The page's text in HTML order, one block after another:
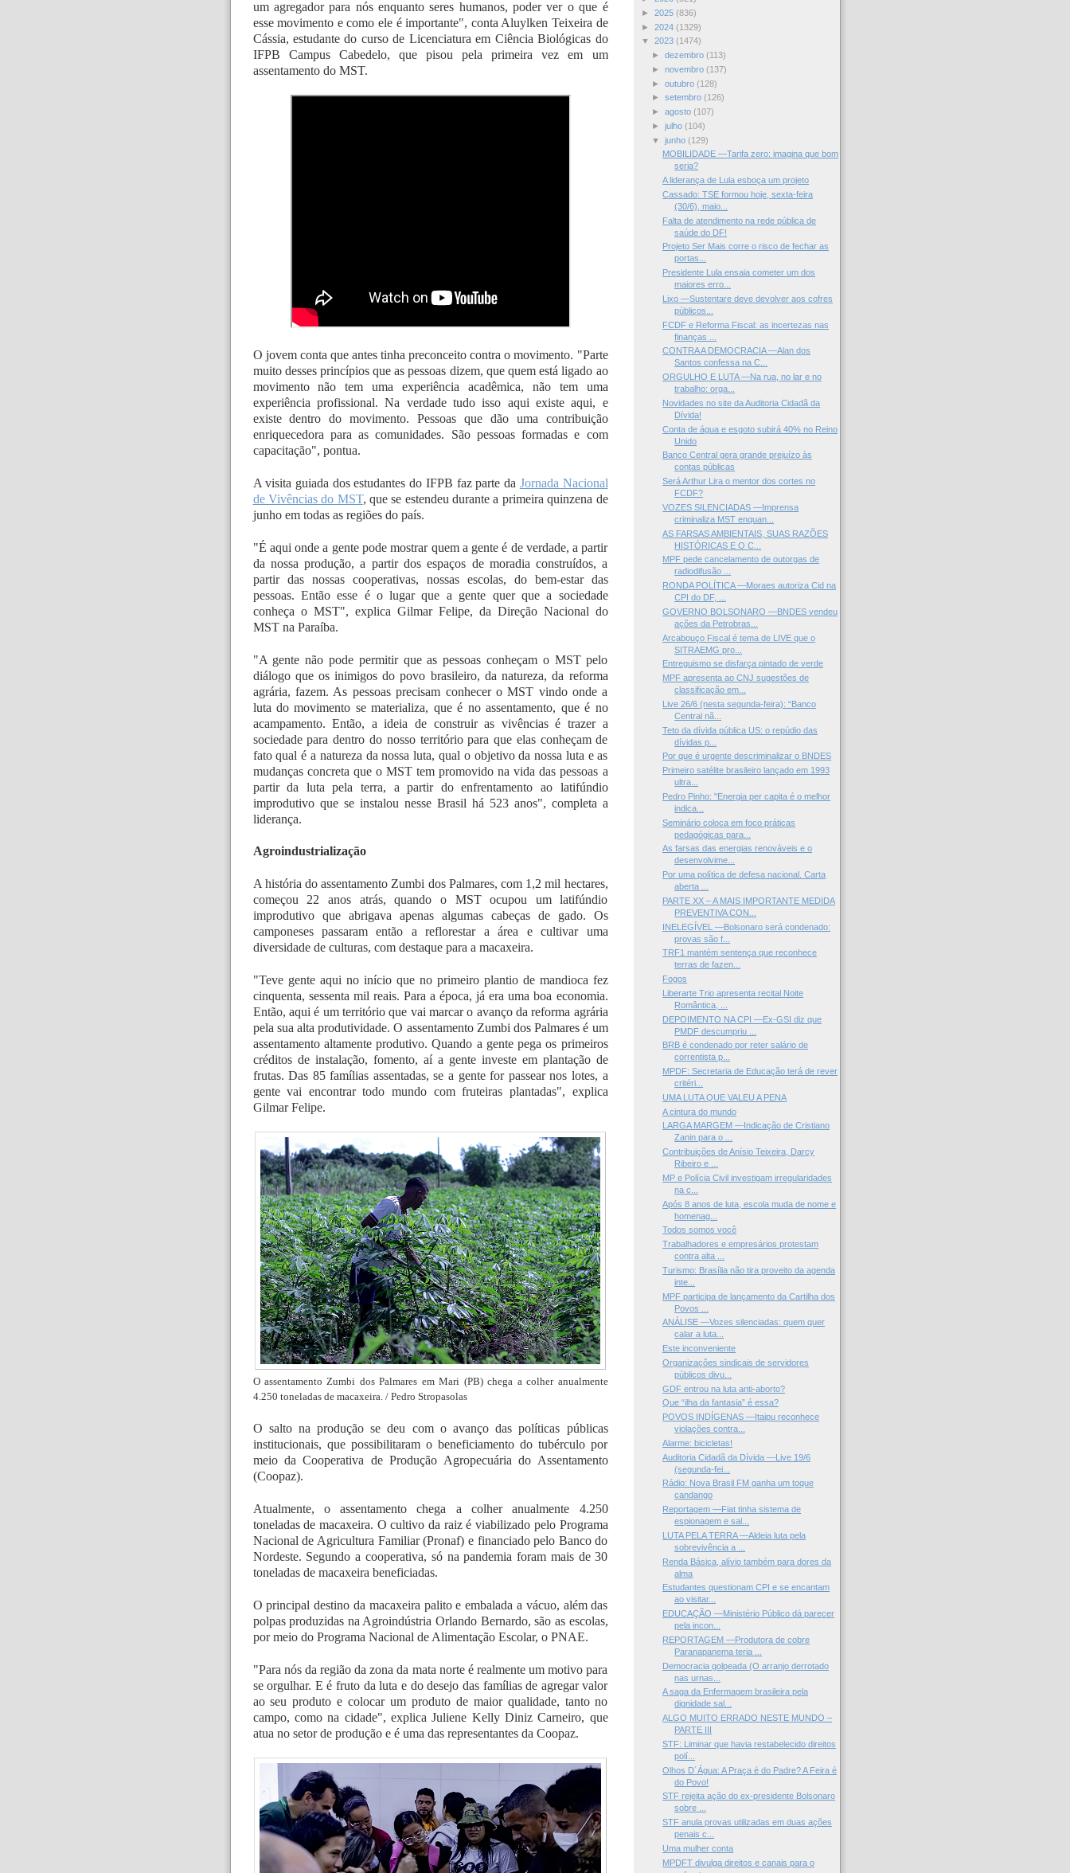
um agregador para nós enquanto seres humanos, poder ver o que é
esse movimento e como ele é importante", conta Aluylken Teixeira de
Cássia, estudante do curso de Licenciatura em Ciência Biológicas do
IFPB Campus Cabedelo, que pisou pela primeira vez em um
assentamento do MST.
O jovem conta que antes tinha preconceito contra o movimento. "Parte
muito desses princípios que as pessoas dizem, que quem está ligado ao
movimento não tem uma experiência acadêmica, não tem uma
experiência profissional. Na verdade tudo isso aqui existe aqui, e
existe dentro do movimento. Pessoas que dão uma contribuição
enriquecedora para as comunidades. São pessoas formadas e com
capacitação", pontua.
A visita guiada dos estudantes do IFPB faz parte da Jornada Nacional
de Vivências do MST, que se estendeu durante a primeira quinzena de
junho em todas as regiões do país.
"É aqui onde a gente pode mostrar quem a gente é de verdade, a partir
da nossa produção, a partir dos espaços de moradia construídos, a
partir das nossas cooperativas, nossas escolas, do bem-estar das
pessoas. Então esse é o lugar que a gente quer que a sociedade
conheça o MST", explica Gilmar Felipe, da Direção Nacional do
MST na Paraíba.
"A gente não pode permitir que as pessoas conheçam o MST pelo
diálogo que os inimigos do povo brasileiro, da natureza, da reforma
agrária, fazem. As pessoas precisam conhecer o MST vindo onde a
luta do movimento se materializa, que é no assentamento, que é no
acampamento. Então, a ideia de construir as vivências é trazer a
sociedade para dentro do nosso território para que elas conheçam de
fato qual é a natureza da nossa luta, qual o objetivo da nossa luta e as
mudanças concreta que o MST tem promovido na vida das pessoas a
partir da luta pela terra, a partir do enfrentamento ao latifúndio
improdutivo que se instalou nesse Brasil há 523 anos", completa a
liderança.
Agroindustrialização
A história do assentamento Zumbi dos Palmares, com 1,2 mil hectares,
começou 22 anos atrás, quando o MST ocupou um latifúndio
improdutivo que abrigava apenas algumas cabeças de gado. Os
camponeses passaram então a reflorestar a área e cultivar uma
diversidade de culturas, com destaque para a macaxeira.
"Teve gente aqui no início que no primeiro plantio de mandioca fez
cinquenta, sessenta mil reais. Para a época, já era uma boa economia.
Então, aqui é um território que vai marcar o avanço da reforma agrária
pela sua alta produtividade. O assentamento Zumbi dos Palmares é um
assentamento altamente produtivo. Quando a gente pega os primeiros
créditos de instalação, fomento, aí a gente investe em plantação de
frutas. Das 85 famílias assentadas, se a gente for passear nos lotes, a
gente vai encontrar todo mundo com fruteiras plantadas", explica
Gilmar Felipe.
O assentamento Zumbi dos Palmares em Mari (PB) chega a colher anualmente
4.250 toneladas de macaxeira. / Pedro Stropasolas
O salto na produção se deu com o avanço das políticas públicas
institucionais, que possibilitaram o beneficiamento do tubérculo por
meio da Cooperativa de Produção Agropecuária do Assentamento
(Coopaz).
Atualmente, o assentamento chega a colher anualmente 4.250
toneladas de macaxeira. O cultivo da raiz é viabilizado pelo Programa
Nacional de Agricultura Familiar (Pronaf) e financiado pelo Banco do
Nordeste. Segundo a cooperativa, só na pandemia foram mais de 30
toneladas de macaxeira beneficiadas.
O principal destino da macaxeira palito e embalada a vácuo, além das
polpas produzidas na Agroindústria Orlando Bernardo, são as escolas,
por meio do Programa Nacional de Alimentação Escolar, o PNAE.
"Para nós da região da zona da mata norte é realmente um motivo para
se orgulhar. E é fruto da luta e do desejo das famílias de agregar valor
ao seu produto e colocar um produto de maior qualidade, tanto no
campo, como na cidade", explica Juliene Kelly Diniz Carneiro, que
atua no setor de produção e é uma das representantes da Coopaz.
► 2025 (836)
► 2024 (1329)
▼ 2023 (1474)
► dezembro (113)
► novembro (137)
► outubro (128)
► setembro (126)
► agosto (107)
► julho (104)
▼ junho (129)
MOBILIDADE —Tarifa zero: imagina que bom
seria?
A liderança de Lula esboça um projeto
Cassado: TSE formou hoje, sexta-feira
(30/6), maio...
Falta de atendimento na rede pública de
saúde do DF!
Projeto Ser Mais corre o risco de fechar as
portas...
Presidente Lula ensaia cometer um dos
maiores erro...
Lixo —Sustentare deve devolver aos cofres
públicos...
FCDF e Reforma Fiscal: as incertezas nas
finanças ...
CONTRA A DEMOCRACIA —Alan dos
Santos confessa na C...
ORGULHO E LUTA —Na rua, no lar e no
trabalho: orga...
Novidades no site da Auditoria Cidadã da
Dívida!
Conta de água e esgoto subirá 40% no Reino
Unido
Banco Central gera grande prejuízo às
contas públicas
Será Arthur Lira o mentor dos cortes no
FCDF?
VOZES SILENCIADAS —Imprensa
criminaliza MST enquan...
AS FARSAS AMBIENTAIS, SUAS RAZÕES
HISTÓRICAS E O C...
MPF pede cancelamento de outorgas de
radiodifusão ...
RONDA POLÍTICA —Moraes autoriza Cid na
CPI do DF, ...
GOVERNO BOLSONARO —BNDES vendeu
ações da Petrobras...
Arcabouço Fiscal é tema de LIVE que o
SITRAEMG pro...
Entreguismo se disfarça pintado de verde
MPF apresenta ao CNJ sugestões de
classificação em...
Live 26/6 (nesta segunda-feira): “Banco
Central nã...
Teto da dívida pública US: o repúdio das
dívidas p...
Por que é urgente descriminalizar o BNDES
Primeiro satélite brasileiro lançado em 1993
ultra...
Pedro Pinho: "Energia per capita é o melhor
indica...
Seminário coloca em foco práticas
pedagógicas para...
As farsas das energias renováveis e o
desenvolvime...
Por uma política de defesa nacional. Carta
aberta ...
PARTE XX – A MAIS IMPORTANTE MEDIDA
PREVENTIVA CON...
INELEGÍVEL —Bolsonaro será condenado:
provas são f...
TRF1 mantém sentença que reconhece
terras de fazen...
Fogos
Liberarte Trio apresenta recital Noite
Romântica, ...
DEPOIMENTO NA CPI —Ex-GSI diz que
PMDF descumpriu ...
BRB é condenado por reter salário de
correntista p...
MPDF: Secretaria de Educação terá de rever
critéri...
UMA LUTA QUE VALEU A PENA
A cintura do mundo
LARGA MARGEM —Indicação de Cristiano
Zanin para o ...
Contribuições de Anísio Teixeira, Darcy
Ribeiro e ...
MP e Polícia Civil investigam irregularidades
na c...
Após 8 anos de luta, escola muda de nome e
homenag...
Todos somos você
Trabalhadores e empresários protestam
contra alta ...
Turismo: Brasília não tira proveito da agenda
inte...
MPF participa de lançamento da Cartilha dos
Povos ...
ANÁLISE —Vozes silenciadas: quem quer
calar a luta...
Este inconveniente
Organizações sindicais de servidores
públicos divu...
GDF entrou na luta anti-aborto?
Que “ilha da fantasia” é essa?
POVOS INDÍGENAS —Itaipu reconhece
violações contra...
Alarme: bicicletas!
Auditoria Cidadã da Dívida —Live 19/6
(segunda-fei...
Rádio: Nova Brasil FM ganha um toque
candango
Reportagem —Fiat tinha sistema de
espionagem e sal...
LUTA PELA TERRA —Aldeia luta pela
sobrevivência a ...
Renda Básica, alívio também para dores da
alma
Estudantes questionam CPI e se encantam
ao visitar...
EDUCAÇÃO —Ministério Público dá parecer
pela incon...
REPORTAGEM —Produtora de cobre
Paranapanema teria ...
Democracia golpeada (O arranjo derrotado
nas urnas...
A saga da Enfermagem brasileira pela
dignidade sal...
ALGO MUITO ERRADO NESTE MUNDO –
PARTE III
STF: Liminar que havia restabelecido direitos
polí...
Olhos D´Água: A Praça é do Padre? A Feira é
do Povo!
STF rejeita ação do ex-presidente Bolsonaro
sobre ...
STF anula provas utilizadas em duas ações
penais c...
Uma mulher conta
MPDFT divulga direitos e canais para o